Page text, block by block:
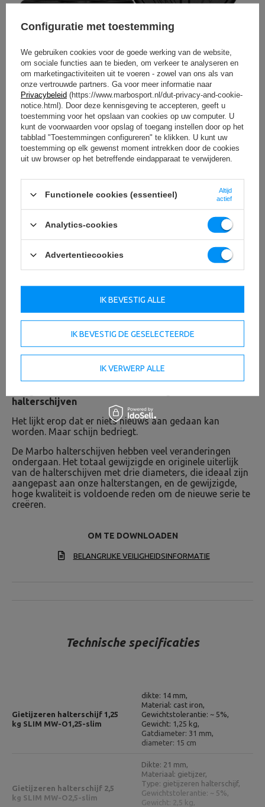
Dikte van 1,4 tot 3,4 cm
Onze halterschijven zijn zo gefabriceerd dat u het
maximale aantal halterschijven op de halterstang kunt
plaatsen. Dankzij deze oplossing hoef je je geen zorgen
te maken dat je ruimte tekort komt.
halterschijven
Het lijkt erop dat er niets nieuws aan gedaan kan
worden. Maar schijn bedriegt.
De Marbo halterschijven hebben veel veranderingen
ondergaan. Het totaal gewijzigde en originele uiterlijk
van de halterschijven met drie diameters, die ideaal zijn
aangepast aan onze halterstangen, en de gewijzigde,
hoge kwaliteit is voldoende reden om de nieuwe serie te
creëren.
OM TE DOWNLOADEN
BELANGRIJKE VEILIGHEIDSINFORMATIE
Technische specificaties
Gietijzeren halterschijf 1,25
kg SLIM MW-O1,25-slim
dikte: 14 mm,
Material: cast iron,
Gewichtstolerantie: ~ 5%,
Gewicht: 1,25 kg,
Gatdiameter: 31 mm,
diameter: 15 cm
Gietijzeren halterschijf 2,5
kg SLIM MW-O2,5-slim
Dikte: 21 mm,
Materiaal: gietijzer,
Type: gietijzeren halterschijf,
Gewichtstolerantie: ~ 5%,
Gewicht: 2,5 kg,
Configuratie met toestemming
We gebruiken cookies voor de goede werking van de website,
om sociale functies aan te bieden, om verkeer te analyseren en
om marketingactiviteiten uit te voeren - zowel van ons als van
onze vertrouwde partners. Ga voor meer informatie naar
Privacybeleid (https://www.marbosport.nl/dut-privacy-and-cookie-
notice.html). Door deze kennisgeving te accepteren, geeft u
toestemming voor het opslaan van cookies op uw computer. U
kunt de voorwaarden voor opslag of toegang instellen door op het
tabblad "Toestemmingen configureren" te klikken. U kunt uw
toestemming op elk gewenst moment intrekken door de cookies
uit uw browser op het betreffende eindapparaat te verwijderen.
Functionele cookies (essentieel)
Altijd
actief
Analytics-cookies
Advertentiecookies
IK BEVESTIG DE GESELECTEERDE
IK VERWERP ALLE
IK BEVESTIG ALLE